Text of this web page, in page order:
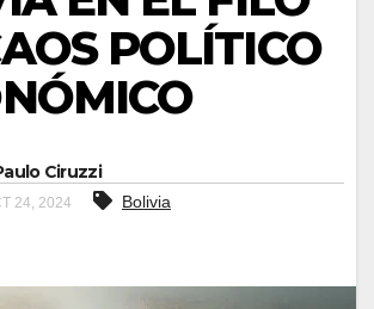
POLÍTICO
Ciruzzi
24, 2024 Bolivia